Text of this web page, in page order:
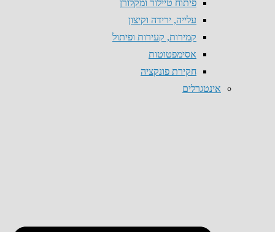
פיתוח טיילור ומקלורן
עלייה, ירידה וקיצון
קמירות, קעירות ופיתול
אסימפטוטות
חקירת פונקציה
אינטגרלים